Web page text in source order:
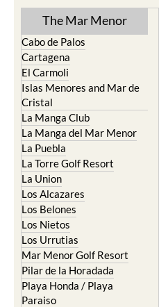
The Mar Menor
Cabo de Palos
Cartagena
El Carmoli
Islas Menores and Mar de
Cristal
La Manga Club
La Manga del Mar Menor
La Puebla
La Torre Golf Resort
La Union
Los Alcazares
Los Belones
Los Nietos
Los Urrutias
Mar Menor Golf Resort
Pilar de la Horadada
Playa Honda / Playa
Paraiso